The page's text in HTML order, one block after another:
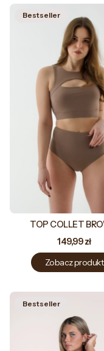
Bestseller
TOP COLLET
Cena
149,99 zł
Zobacz produkt
Bestseller